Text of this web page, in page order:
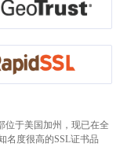
位于美国加州，现已在全
名度很高的SSL证书品